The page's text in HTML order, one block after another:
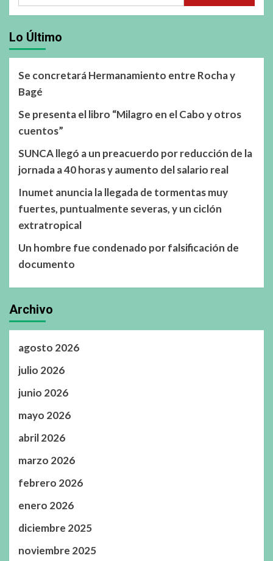
Lo Último
Se concretará Hermanamiento entre Rocha y
Bagé
Se presenta el libro “Milagro en el Cabo y otros
cuentos”
SUNCA llegó a un preacuerdo por reducción de la
jornada a 40 horas y aumento del salario real
Inumet anuncia la llegada de tormentas muy
fuertes, puntualmente severas, y un ciclón
extratropical
Un hombre fue condenado por falsificación de
documento
Archivo
agosto 2026
julio 2026
junio 2026
mayo 2026
abril 2026
marzo 2026
febrero 2026
enero 2026
diciembre 2025
noviembre 2025